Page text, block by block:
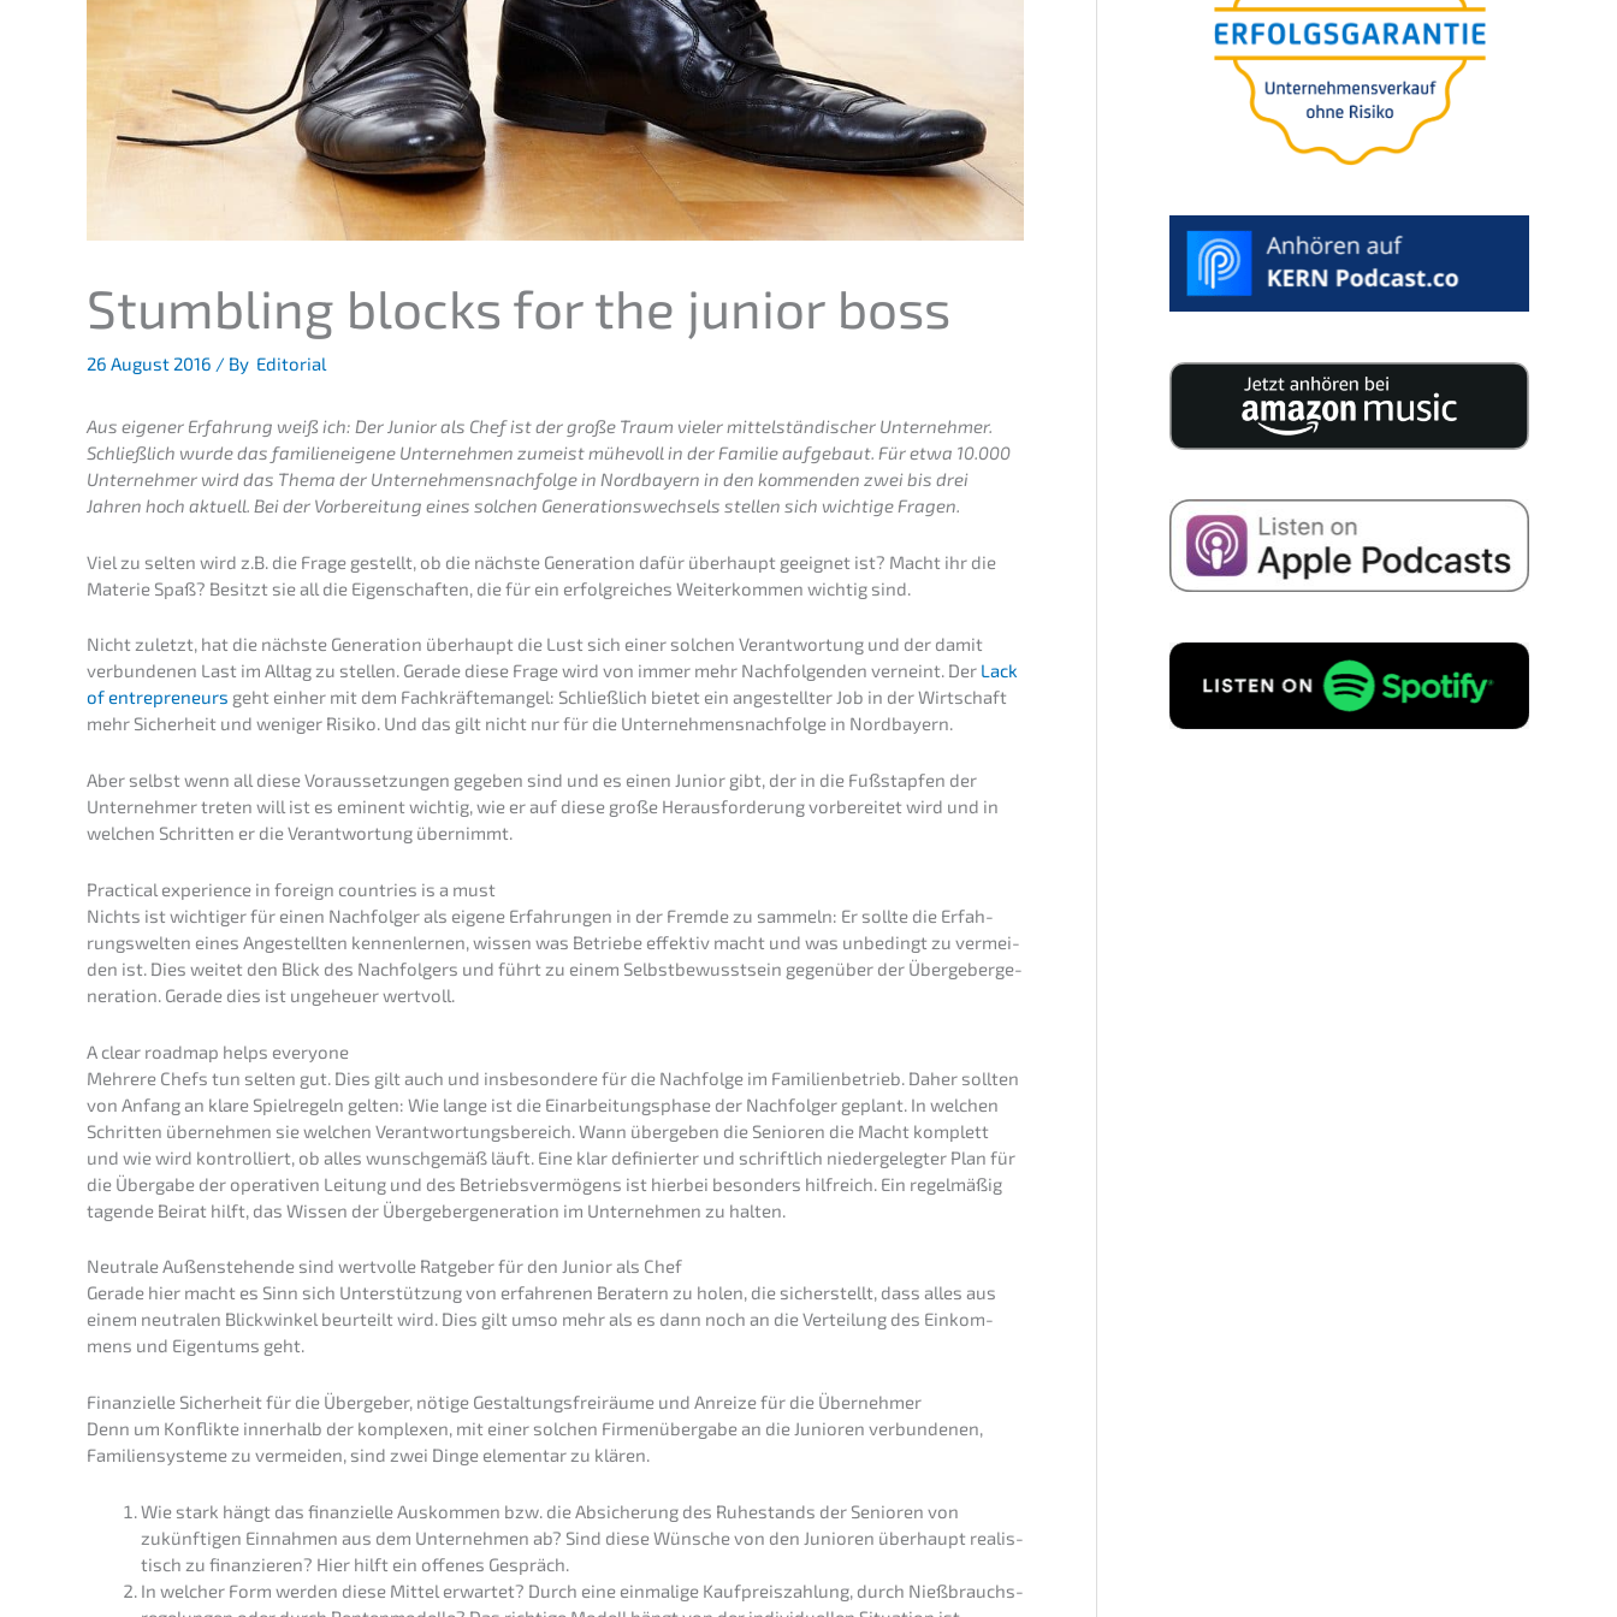
Stumb­ling blocks for the junior boss
26 August 2016 / By Editorial
Aus eigener Erfah­rung weiß ich: Der Junior als Chef ist der große Traum vieler mittel­stän­di­scher Unter­neh­mer.
Schließ­lich wurde das famili­en­ei­ge­ne Unter­neh­men zumeist mühevoll in der Familie aufge­baut. Für etwa 10.000
Unter­neh­mer wird das Thema der Unternehmens­nachfolge in Nordbay­ern in den kommen­den zwei bis drei
Jahren hoch aktuell. Bei der Vorbe­rei­tung eines solchen Genera­ti­ons­wech­sels stellen sich wichti­ge Fragen.
Viel zu selten wird z.B. die Frage gestellt, ob die nächs­te Genera­ti­on dafür überhaupt geeig­net ist? Macht ihr die
Materie Spaß? Besitzt sie all die Eigen­schaf­ten, die für ein erfolg­rei­ches Weiter­kom­men wichtig sind.
Nicht zuletzt, hat die nächs­te Genera­ti­on überhaupt die Lust sich einer solchen Verant­wor­tung und der damit
verbun­de­nen Last im Alltag zu stellen. Gerade diese Frage wird von immer mehr Nachfol­gen­den verneint. Der Lack
of entre­pre­neurs geht einher mit dem Fachkräf­te­man­gel: Schließ­lich bietet ein angestell­ter Job in der Wirtschaft
mehr Sicher­heit und weniger Risiko. Und das gilt nicht nur für die Unternehmens­nachfolge in Nordbayern.
Aber selbst wenn all diese Voraus­set­zun­gen gegeben sind und es einen Junior gibt, der in die Fußstap­fen der
Unter­neh­mer treten will ist es eminent wichtig, wie er auf diese große Heraus­for­de­rung vorbe­rei­tet wird und in
welchen Schrit­ten er die Verant­wor­tung übernimmt.
Practi­cal experi­ence in foreign count­ries is a must
Nichts ist wichti­ger für einen Nachfol­ger als eigene Erfah­run­gen in der Fremde zu sammeln: Er sollte die Erfah­
rungs­wel­ten eines Angestell­ten kennen­ler­nen, wissen was Betrie­be effek­tiv macht und was unbedingt zu vermei­
den ist. Dies weitet den Blick des Nachfol­gers und führt zu einem Selbst­be­wusst­sein gegen­über der Überge­ber­ge­
ne­ra­ti­on. Gerade dies ist ungeheu­er wertvoll.
A clear roadmap helps everyone
Mehre­re Chefs tun selten gut. Dies gilt auch und insbe­son­de­re für die Nachfol­ge im Famili­en­be­trieb. Daher sollten
von Anfang an klare Spiel­re­geln gelten: Wie lange ist die Einar­bei­tungs­pha­se der Nachfol­ger geplant. In welchen
Schrit­ten überneh­men sie welchen Verant­wor­tungs­be­reich. Wann überge­ben die Senio­ren die Macht komplett
und wie wird kontrol­liert, ob alles wunsch­ge­mäß läuft. Eine klar definier­ter und schrift­lich nieder­ge­leg­ter Plan für
die Überga­be der opera­ti­ven Leitung und des Betriebs­ver­mö­gens ist hierbei beson­ders hilfreich. Ein regel­mä­ßig
tagen­de Beirat hilft, das Wissen der Überge­ber­ge­ne­ra­ti­on im Unter­neh­men zu halten.
Neutra­le Außen­ste­hen­de sind wertvol­le Ratge­ber für den Junior als Chef
Gerade hier macht es Sinn sich Unter­stüt­zung von erfah­re­nen Beratern zu holen, die sicher­stellt, dass alles aus
einem neutra­len Blick­win­kel beurteilt wird. Dies gilt umso mehr als es dann noch an die Vertei­lung des Einkom­
mens und Eigen­tums geht.
Finan­zi­el­le Sicher­heit für die Überge­ber, nötige Gestal­tungs­frei­räu­me und Anrei­ze für die Übernehmer
Denn um Konflik­te inner­halb der komple­xen, mit einer solchen Firmen­über­ga­be an die Junio­ren verbun­de­nen,
Famili­en­sys­te­me zu vermei­den, sind zwei Dinge elemen­tar zu klären.
Wie stark hängt das finan­zi­el­le Auskom­men bzw. die Absiche­rung des Ruhestands der Senio­ren von
zukünf­ti­gen Einnah­men aus dem Unter­neh­men ab? Sind diese Wünsche von den Junio­ren überhaupt realis­
tisch zu finan­zie­ren? Hier hilft ein offenes Gespräch.
In welcher Form werden diese Mittel erwar­tet? Durch eine einma­li­ge Kaufpreis­zah­lung, durch Nießbrauchs­
concen­tra­ted knowledge for your
compa­ny succession.
data for the purpo­se of recei­ving
emails about business succes­si­
on in accordance withPriva­cy